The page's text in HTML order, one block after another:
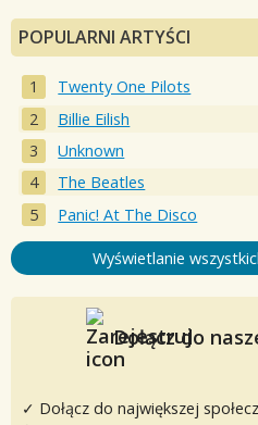
POPULARNI ARTYŚCI
Twenty One Pilots
Billie Eilish
Unknown
The Beatles
Panic! At The Disco
Wyświetlanie
Dołącz do
✓ Dołącz do największej